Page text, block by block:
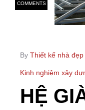
COMMENTS
By Thiết kế nhà đẹp
Kinh nghiệm xây
HỆ